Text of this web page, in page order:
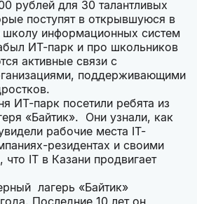
рублей для 30 талантливых
поступят в открывшуюся в
информационных систем
ИТ-парк и про школьников
активные связи с
поддерживающими
ИТ-парк посетили ребята из
«Байтик». Они узнали, как
рабочие места IT-
резидентах и своими
что IT в Казани продвигает
лагерь «Байтик»
Последние 10 лет он